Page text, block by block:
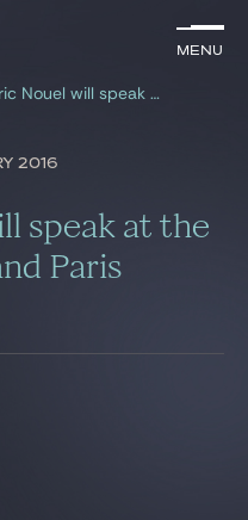
Menu
Menu
Frédéric Nouel will speak at the IIIème Forum Grand Paris
2016
speak at the
Paris